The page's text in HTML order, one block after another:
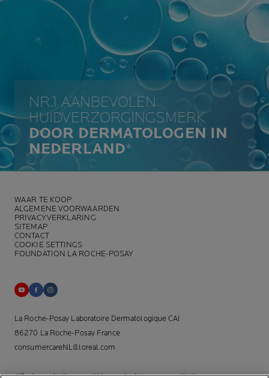
NR.1 AANBEVOLEN
HUIDVERZORGINGSMERK
DOOR DERMATOLOGEN IN
NEDERLAND*
WAAR TE KOOP
ALGEMENE VOORWAARDEN
PRIVACYVERKLARING
SITEMAP
CONTACT
COOKIE SETTINGS
FOUNDATION LA ROCHE-POSAY
La Roche-Posay Laboratoire Dermatologique CAI
86270 La Roche-Posay France
consumercareNL@loreal.com